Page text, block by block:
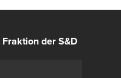
der S&D